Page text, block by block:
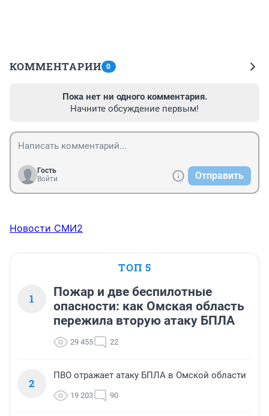
КОММЕНТАРИИ 0
Пока нет ни одного комментария.
Начните обсуждение первым!
Гость
Войти
Отправить
Новости СМИ2
ТОП 5
1
Пожар и две беспилотные
опасности: как Омская область
пережила вторую атаку БПЛА
29 455 22
2
ПВО отражает атаку БПЛА в Омской области
19 203 90